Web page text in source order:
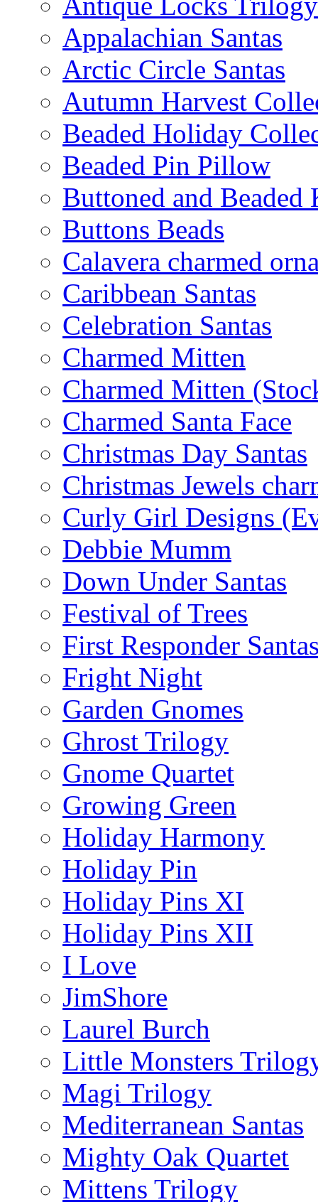
Appalachian Santas
Arctic Circle Santas
Autumn Harvest
Beaded Holiday
Beaded Pin Pillow
Buttoned and Beaded
Buttons Beads
Calavera charmed
Caribbean Santas
Celebration Santas
Charmed Mitten
Charmed Mitten
Charmed Santa Face
Christmas Day Santas
Christmas Jewels
Curly Girl Designs
Debbie Mumm
Down Under Santas
Festival of Trees
First Responder
Fright Night
Garden Gnomes
Ghrost Trilogy
Gnome Quartet
Growing Green
Holiday Harmony
Holiday Pin
Holiday Pins XI
Holiday Pins XII
I Love
JimShore
Laurel Burch
Little Monsters
Magi Trilogy
Mediterranean Santas
Mighty Oak Quartet
Mittens Trilogy